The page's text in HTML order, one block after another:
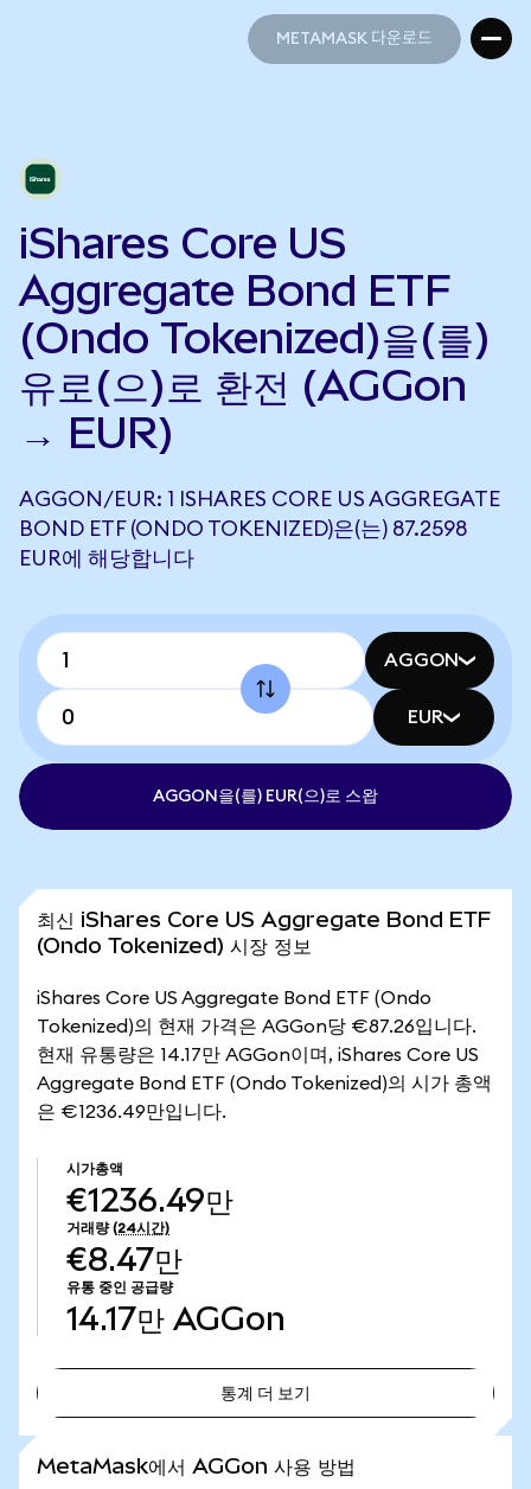
METAMASK 다운로드
iShares Core US
Aggregate Bond ETF
(Ondo Tokenized)을(를)
유로(으)로 환전 (AGGon
→ EUR)
AGGON/EUR: 1 ISHARES CORE US AGGREGATE
BOND ETF (ONDO TOKENIZED)은(는) 87.2598
EUR에 해당합니다
AGGON
EUR
AGGON을(를) EUR(으)로 스왑
최신 iShares Core US Aggregate Bond ETF
(Ondo Tokenized) 시장 정보
iShares Core US Aggregate Bond ETF (Ondo
Tokenized)의 현재 가격은 AGGon당 €87.26입니다.
현재 유통량은 14.17만 AGGon이며, iShares Core US
Aggregate Bond ETF (Ondo Tokenized)의 시가 총액
은 €1236.49만입니다.
시가총액
€1236.49만
거래량 (24시간)
€8.47만
유통 중인 공급량
14.17만 AGGon
통계 더 보기
MetaMask에서 AGGon 사용 방법